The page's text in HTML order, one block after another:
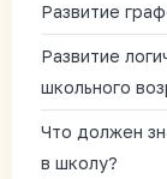
Развитие
Развитие
школьного
Что должен
в школу?